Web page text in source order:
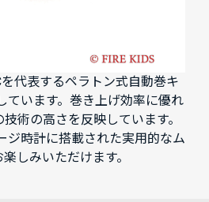
代表するペラトン式自動巻キ
ています。巻き上げ効率に優れ
術の高さを反映しています。
ジ時計に搭載された実用的なム
しみいただけます。